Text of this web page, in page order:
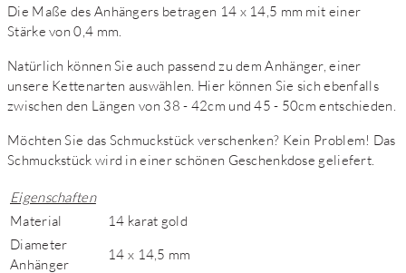
Die Maße des Anhängers betragen 14 x 14,5 mm mit einer
Stärke von 0,4 mm.
Natürlich können Sie auch passend zu dem Anhänger, einer
unsere Kettenarten auswählen. Hier können Sie sich ebenfalls
zwischen den Längen von 38 - 42cm und 45 - 50cm entschieden.
Möchten Sie das Schmuckstück verschenken? Kein Problem! Das
Schmuckstück wird in einer schönen Geschenkdose geliefert.
Eigenschaften
Material
14 karat gold
Diameter
Anhänger
14 x 14,5 mm